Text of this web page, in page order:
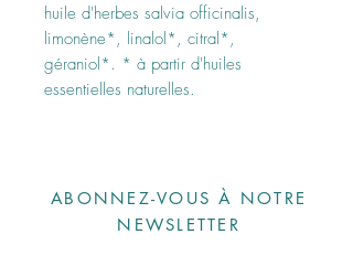
huile d'herbes salvia officinalis,
limonène*, linalol*, citral*,
géraniol*. * à partir d'huiles
essentielles naturelles.
ABONNEZ-VOUS À NOTRE
NEWSLETTER